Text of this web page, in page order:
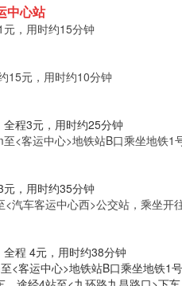
中心站
元，用时约15分钟
15元，用时约10分钟
全程3元，用时约25分钟
客运中心>地铁站B口乘坐地铁1号
元，用时约35分钟
车客运中心西>公交站，乘坐开
全程 4元，用时约38分钟
客运中心>地铁站B口乘坐地铁1